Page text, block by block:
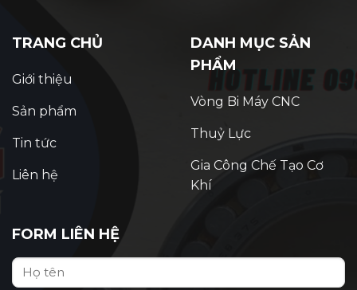
TRANG CHỦ
Giới thiệu
Sản phẩm
Tin tức
Liên hệ
DANH MỤC SẢN
PHẨM
Vòng Bi Máy CNC
Thuỷ Lực
Gia Công Chế Tạo Cơ
Khí
FORM LIÊN HỆ